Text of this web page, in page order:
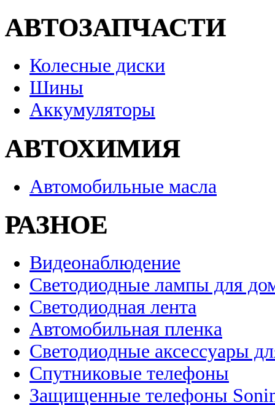
АВТОЗАПЧАСТИ
Колесные диски
Шины
Аккумуляторы
АВТОХИМИЯ
Автомобильные масла
РАЗНОЕ
Видеонаблюдение
Светодиодные лампы для
Светодиодная лента
Автомобильная пленка
Светодиодные аксессуары
Спутниковые телефоны
Защищенные телефоны